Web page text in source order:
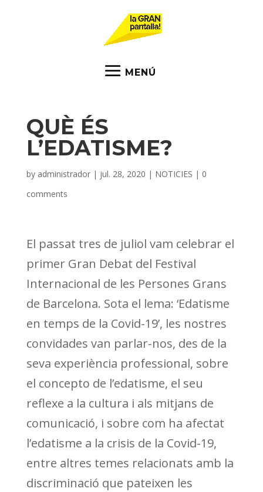
QUÈ ÉS
L’EDATISME?
by administrador| jul. 28, 2020 | NOTICIES | 0
comments
El passat tres de juliol vam celebrar el
primer Gran Debat del Festival
Internacional de les Persones Grans
de Barcelona. Sota el lema: ‘Edatisme
en temps de la Covid-19’, les nostres
convidades van parlar-nos, des de la
seva experiència professional, sobre
el concepto de l’edatisme, el seu
reflexe a la cultura i als mitjans de
comunicació, i sobre com ha afectat
l’edatisme a la crisis de la Covid-19,
entre altres temes relacionats amb la
discriminació que pateixen les